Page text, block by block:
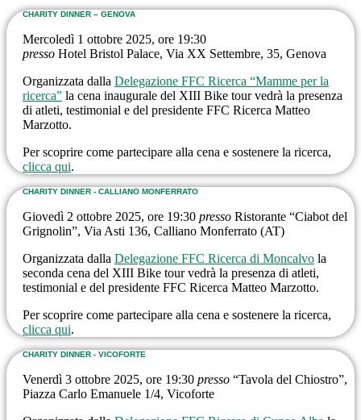
CHARITY DINNER – GENOVA
Mercoledì 1 ottobre 2025, ore 19:30
presso Hotel Bristol Palace, Via XX Settembre, 35, Genova
Organizzata dalla Delegazione FFC Ricerca “Mamme per la
ricerca” la cena inaugurale del XIII Bike tour vedrà la presenza
di atleti, testimonial e del presidente FFC Ricerca Matteo
Marzotto.
Per scoprire come partecipare alla cena e sostenere la ricerca,
clicca qui.
CHARITY DINNER - CALLIANO MONFERRATO
Giovedì 2 ottobre 2025, ore 19:30 presso Ristorante “Ciabot del
Grignolin”, Via Asti 136, Calliano Monferrato (AT)
Organizzata dalla Delegazione FFC Ricerca di Moncalvo la
seconda cena del XIII Bike tour vedrà la presenza di atleti,
testimonial e del presidente FFC Ricerca Matteo Marzotto.
Per scoprire come partecipare alla cena e sostenere la ricerca,
clicca qui.
CHARITY DINNER - VICOFORTE
Venerdì 3 ottobre 2025, ore 19:30 presso “Tavola del Chiostro”,
Piazza Carlo Emanuele 1/4, Vicoforte